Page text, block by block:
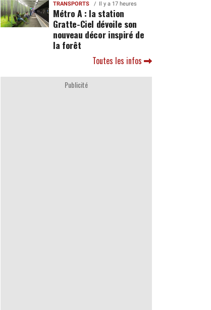
TRANSPORTS Il y a 17 heures
Métro A : la station
Gratte-Ciel dévoile son
nouveau décor inspiré de
la forêt
Toutes les infos
Publicité